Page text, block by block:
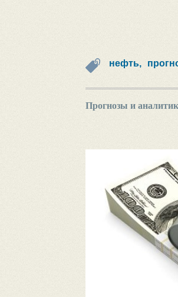
нефть,
Прогнозы и